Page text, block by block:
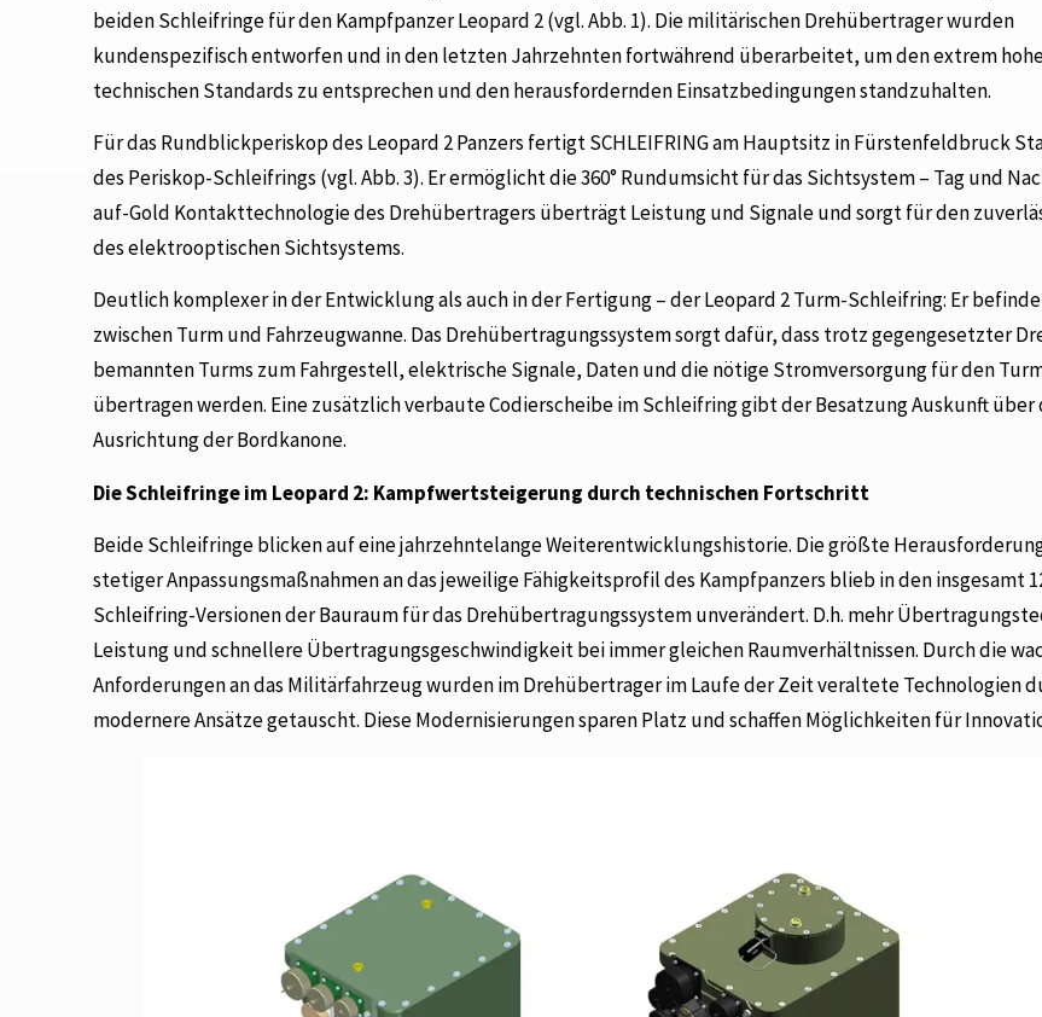
beiden Schleifringe für den Kampfpanzer Leopard 2 (vgl. Abb. 1). Die militärischen Drehübertrager wurden
kundenspezifisch entworfen und in den letzten Jahrzehnten fortwährend überarbeitet, um den extrem
technischen Standards zu entsprechen und den herausfordernden Einsatzbedingungen standzuhalten.
Für das Rundblickperiskop des Leopard 2 Panzers fertigt SCHLEIFRING am Hauptsitz in Fürstenfeldbruck
des Periskop-Schleifrings (vgl. Abb. 3). Er ermöglicht die 360° Rundumsicht für das Sichtsystem – Tag und
auf-Gold Kontakttechnologie des Drehübertragers überträgt Leistung und Signale und sorgt für den
des elektrooptischen Sichtsystems.
Deutlich komplexer in der Entwicklung als auch in der Fertigung – der Leopard 2 Turm-Schleifring: Er
zwischen Turm und Fahrzeugwanne. Das Drehübertragungssystem sorgt dafür, dass trotz gegengesetzter
bemannten Turms zum Fahrgestell, elektrische Signale, Daten und die nötige Stromversorgung für den
übertragen werden. Eine zusätzlich verbaute Codierscheibe im Schleifring gibt der Besatzung Auskunft über
Ausrichtung der Bordkanone.
Die Schleifringe im Leopard 2: Kampfwertsteigerung durch technischen Fortschritt
Beide Schleifringe blicken auf eine jahrzehntelange Weiterentwicklungshistorie. Die größte
stetiger Anpassungsmaßnahmen an das jeweilige Fähigkeitsprofil des Kampfpanzers blieb in den insgesamt
Schleifring-Versionen der Bauraum für das Drehübertragungssystem unverändert. D.h. mehr
Leistung und schnellere Übertragungsgeschwindigkeit bei immer gleichen Raumverhältnissen. Durch die
Anforderungen an das Militärfahrzeug wurden im Drehübertrager im Laufe der Zeit veraltete Technologien
modernere Ansätze getauscht. Diese Modernisierungen sparen Platz und schaffen Möglichkeiten für